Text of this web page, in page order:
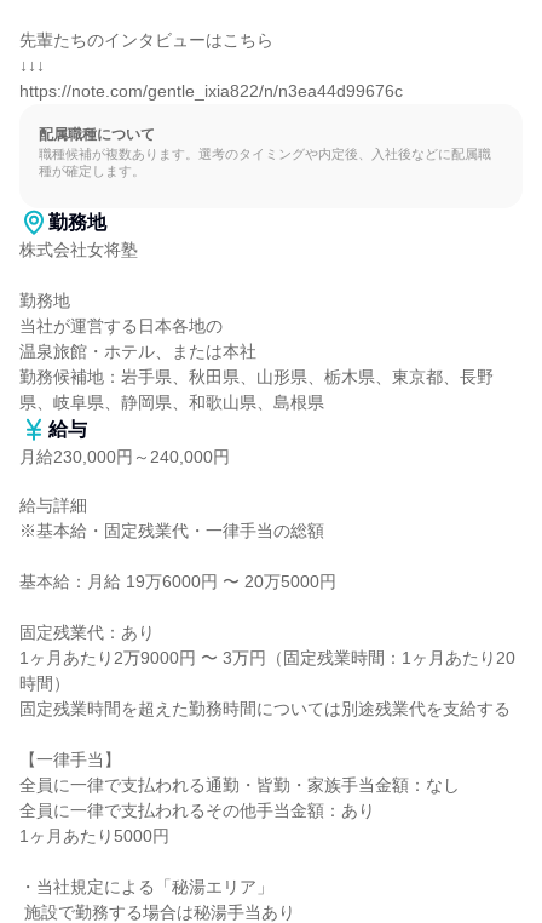
先輩たちのインタビューはこちら
↓↓↓
https://note.com/gentle_ixia822/n/n3ea44d99676c
配属職種について
職種候補が複数あります。選考のタイミングや内定後、入社後などに配属職
種が確定します。
勤務地
株式会社女将塾
勤務地
当社が運営する日本各地の
温泉旅館・ホテル、または本社
勤務候補地：岩手県、秋田県、山形県、栃木県、東京都、長野
県、岐阜県、静岡県、和歌山県、島根県
給与
月給230,000円～240,000円
給与詳細
※基本給・固定残業代・一律手当の総額
基本給：月給 19万6000円 〜 20万5000円
固定残業代：あり
1ヶ月あたり2万9000円 〜 3万円（固定残業時間：1ヶ月あたり20
時間）
固定残業時間を超えた勤務時間については別途残業代を支給する
【一律手当】
全員に一律で支払われる通勤・皆勤・家族手当金額：なし
全員に一律で支払われるその他手当金額：あり
1ヶ月あたり5000円
・当社規定による「秘湯エリア」